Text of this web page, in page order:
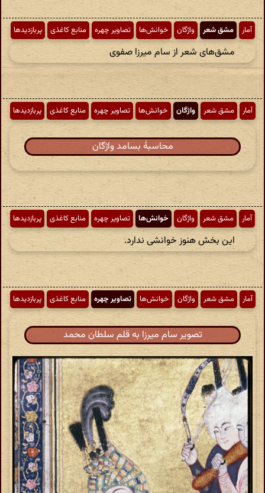
آمار مشق شعر واژگان خوانش‌ها تصاویر چهره منابع کاغذی پربازدیدها
مشق‌های شعر از سام میرزا صفوی
آمار مشق شعر واژگان خوانش‌ها تصاویر چهره منابع کاغذی پربازدیدها
محاسبهٔ بسامد واژگان
آمار مشق شعر واژگان خوانش‌ها تصاویر چهره منابع کاغذی پربازدیدها
این بخش هنوز خوانشی ندارد.
آمار مشق شعر واژگان خوانش‌ها تصاویر چهره منابع کاغذی پربازدیدها
تصویر سام میرزا به قلم سلطان محمد